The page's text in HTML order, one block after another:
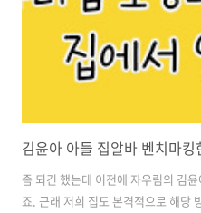
좀 되긴 했는데 이전에 자우림의 김
죠. 근래 저희 집도 본격적으로 해당